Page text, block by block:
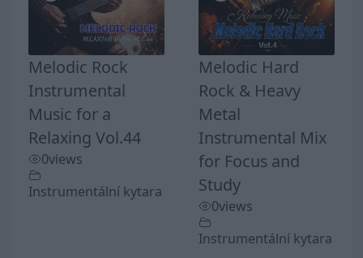
Melodic Rock
Instrumental
Music for a
Relaxing Vol.44
0views
Instrumentální kytara
Melodic Hard
Rock & Heavy
Metal
Instrumental Mix
for Focus and
Study
0views
Instrumentální kytara